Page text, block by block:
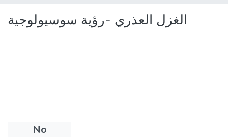
الغزل العذري -رؤية سوسيولوجية
No